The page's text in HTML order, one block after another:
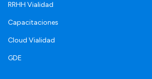
RRHH Vialidad
Capacitaciones
Cloud Vialidad
GDE